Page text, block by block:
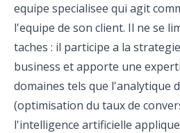
equipe specialisee qui agit
l'equipe de son client. Il ne se
taches : il participe a la
business et apporte une
domaines tels que l'analytique
(optimisation du taux de
l'intelligence artificielle